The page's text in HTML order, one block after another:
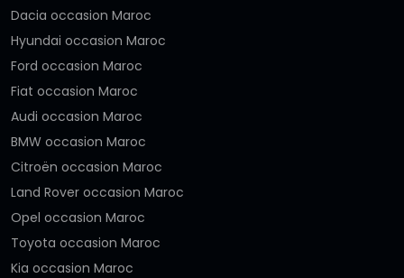
Dacia occasion Maroc
Hyundai occasion Maroc
Ford occasion Maroc
Fiat occasion Maroc
Audi occasion Maroc
BMW occasion Maroc
Citroën occasion Maroc
Land Rover occasion Maroc
Opel occasion Maroc
Toyota occasion Maroc
Kia occasion Maroc